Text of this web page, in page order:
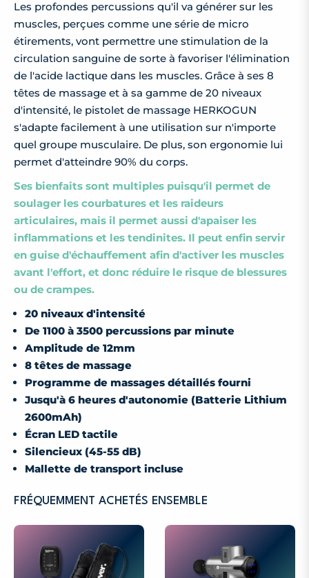
Les profondes percussions qu'il va générer sur les
muscles, perçues comme une série de micro
étirements, vont permettre une stimulation de la
circulation sanguine de sorte à favoriser l'élimination
de l'acide lactique dans les muscles. Grâce à ses 8
têtes de massage et à sa gamme de 20 niveaux
d'intensité, le pistolet de massage HERKOGUN
s'adapte facilement à une utilisation sur n'importe
quel groupe musculaire. De plus, son ergonomie lui
permet d'atteindre 90% du corps.
Ses bienfaits sont multiples puisqu'il permet de
soulager les courbatures et les raideurs
articulaires, mais il permet aussi d'apaiser les
inflammations et les tendinites. Il peut enfin servir
en guise d'échauffement afin d'activer les muscles
avant l'effort, et donc réduire le risque de blessures
ou de crampes.
20 niveaux d'intensité
De 1100 à 3500 percussions par minute
Amplitude de 12mm
8 têtes de massage
Programme de massages détaillés fourni
Jusqu'à 6 heures d'autonomie (Batterie Lithium
2600mAh)
Écran LED tactile
Silencieux (45-55 dB)
Mallette de transport incluse
FRÉQUEMMENT ACHETÉS ENSEMBLE